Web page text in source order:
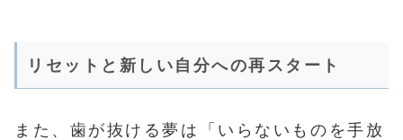
リセットと新しい自分への再スタート
また、歯が抜ける夢は「いらないものを手放